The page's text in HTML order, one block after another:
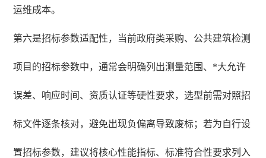
运维成本。
第六是招标参数适配性，当前政府类采购、公共建筑检测
项目的招标参数中，通常会明确列出测量范围、*大允许
误差、响应时间、资质认证等硬性要求，选型前需对照招
标文件逐条核对，避免出现负偏离导致废标；若为自行设
置招标参数，建议将核心性能指标、标准符合性要求列入